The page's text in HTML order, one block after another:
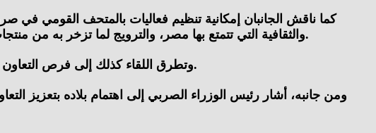
كما ناقش الجانبان إمكانية تنظيم فعاليات بالمتحف القومي في
والثقافية التي تتمتع بها مصر، والترويج لما تزخر به من منتجات سياحية متنوعة تتجاوز السياحة الشاطئية لتشمل السياحة الثقافية والأثرية وغيرها من الأنماط السياحية المتعددة.
وتطرق اللقاء كذلك إلى فرص التعاون في مجال التدريب والتعليم المتخصص في علم المصريات، بما يسهم في دعم التبادل العلمي والثقافي بين البلدين.
ومن جانبه، أشار رئيس الوزراء الصربي إلى اهتمام بلاده بتعزيز